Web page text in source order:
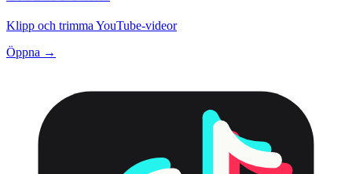
Klipp och trimma YouTube-videor
Öppna →